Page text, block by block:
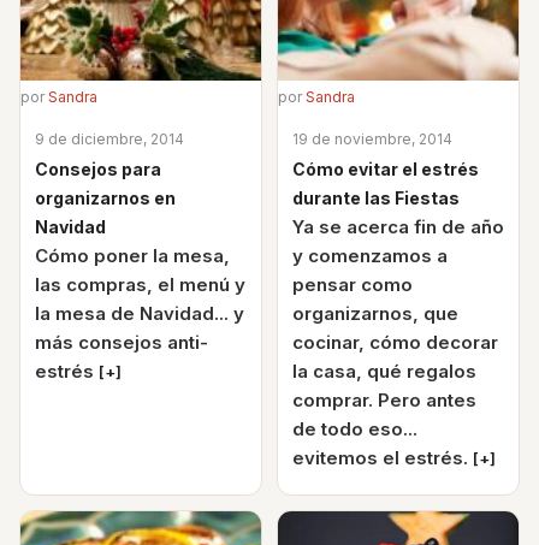
porSandra
9 de diciembre, 2014
Consejos para
organizarnos en
Navidad
Cómo poner la mesa,
las compras, el menú y
la mesa de Navidad... y
más consejos anti-
estrés [+]
porSandra
19 de noviembre, 2014
Cómo evitar el estrés
durante las Fiestas
Ya se acerca fin de año
y comenzamos a
pensar como
organizarnos, que
cocinar, cómo decorar
la casa, qué regalos
comprar. Pero antes
de todo eso...
evitemos el estrés. [+]